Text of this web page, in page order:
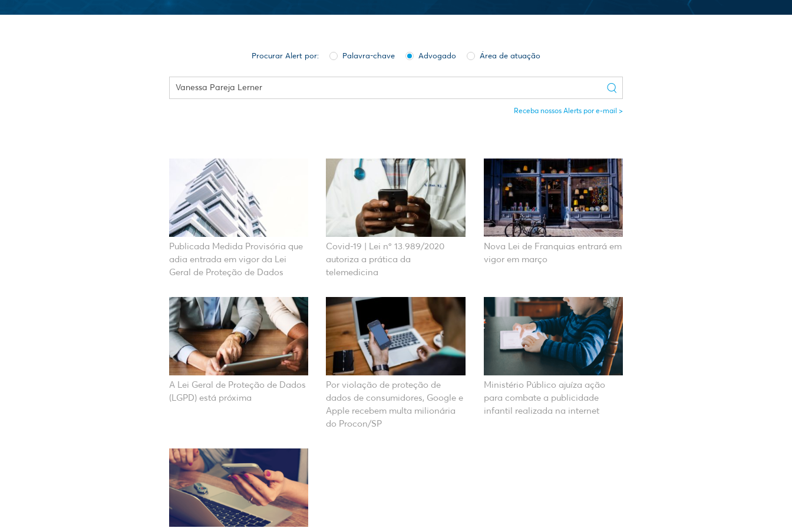
Procurar Alert por: Palavra-chave Advogado Área de atuação
Receba nossos Alerts por e-mail
Publicada Medida Provisória que
adia entrada em vigor da Lei
Geral de Proteção de Dados
Covid-19 | Lei nº 13.989/2020
autoriza a prática da
telemedicina
Nova Lei de Franquias entrará em
vigor em março
A Lei Geral de Proteção de Dados
(LGPD) está próxima
Por violação de proteção de
dados de consumidores, Google e
Apple recebem multa milionária
do Procon/SP
Ministério Público ajuíza ação
para combate a publicidade
infantil realizada na internet